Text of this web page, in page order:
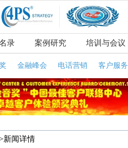
录 案例研究 培训与会议
金融峰会 电话营销 客户服务
新闻详情